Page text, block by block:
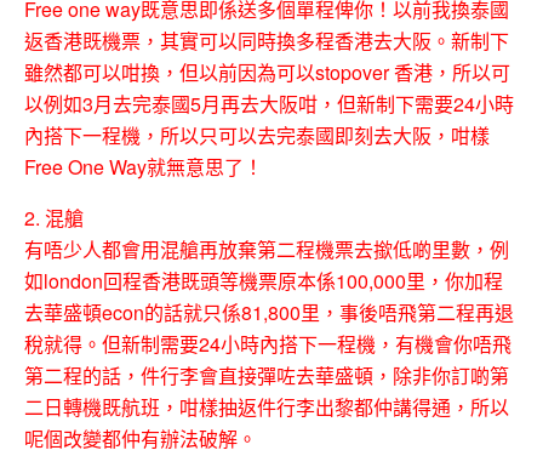
Free one way既意思即係送多個單程俾你！以前我換泰國
返香港既機票，其實可以同時換多程香港去大阪。新制下
雖然都可以咁換，但以前因為可以stopover 香港，所以可
以例如3月去完泰國5月再去大阪咁，但新制下需要24小時
內搭下一程機，所以只可以去完泰國即刻去大阪，咁樣
Free One Way就無意思了！
2. 混艙
有唔少人都會用混艙再放棄第二程機票去撳低啲里數，例
如london回程香港既頭等機票原本係100,000里，你加程
去華盛頓econ的話就只係81,800里，事後唔飛第二程再退
稅就得。但新制需要24小時內搭下一程機，有機會你唔飛
第二程的話，件行李會直接彈咗去華盛頓，除非你訂啲第
二日轉機既航班，咁樣抽返件行李出黎都仲講得通，所以
呢個改變都仲有辦法破解。